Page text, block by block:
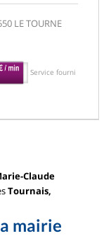
LE TOURNE
Service fourni
Claude
Tournais,
mairie